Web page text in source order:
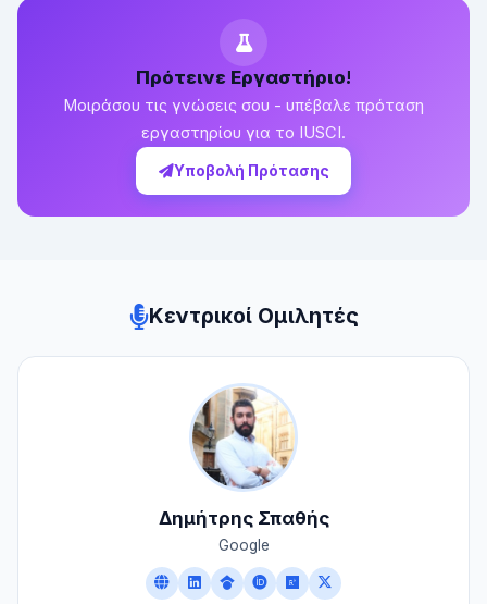
Πρότεινε Εργαστήριο!
Μοιράσου τις γνώσεις σου - υπέβαλε πρόταση
εργαστηρίου για το IUSCI.
Υποβολή Πρότασης
Κεντρικοί Ομιλητές
Δημήτρης Σπαθής
Google